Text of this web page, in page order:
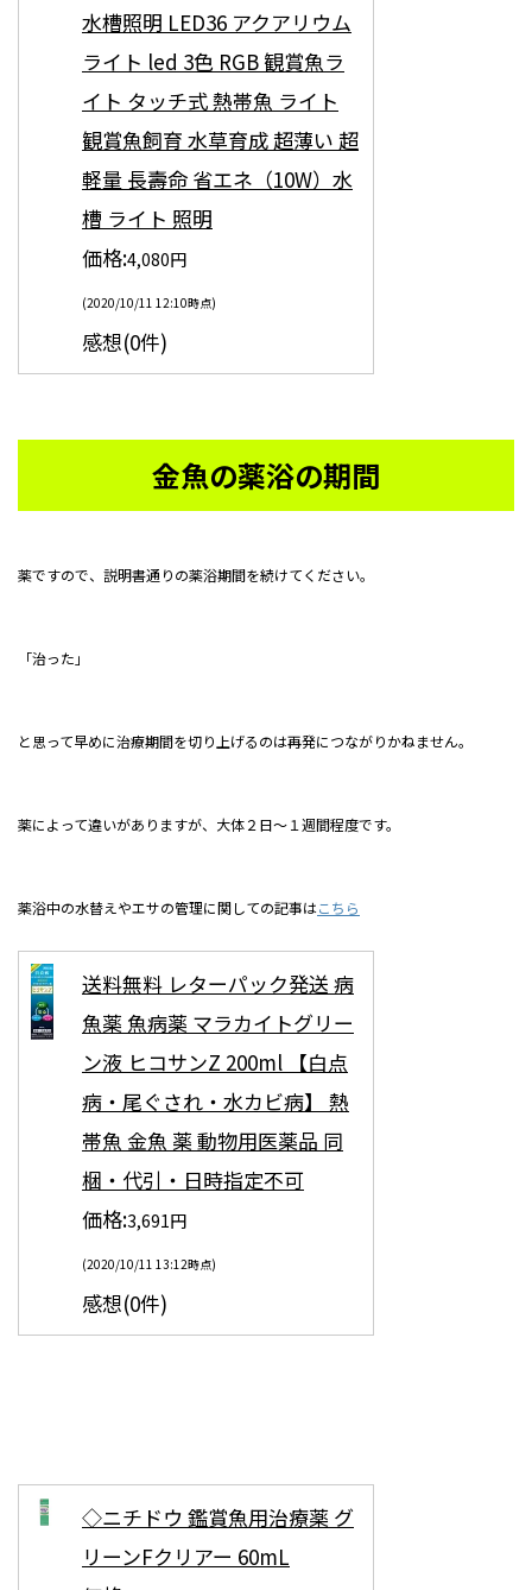
水槽照明 LED36 アクアリウム
ライト led 3色 RGB 観賞魚ラ
イト タッチ式 熱帯魚 ライト
観賞魚飼育 水草育成 超薄い 超
軽量 長壽命 省エネ（10W）水
槽 ライト 照明
価格:4,080円
(2020/10/11 12:10時点)
感想(0件)
金魚の薬浴の期間
薬ですので、説明書通りの薬浴期間を続けてください。
「治った」
と思って早めに治療期間を切り上げるのは再発につながりかねません。
薬によって違いがありますが、大体２日～１週間程度です。
薬浴中の水替えやエサの管理に関しての記事はこちら
送料無料 レターパック発送 病
魚薬 魚病薬 マラカイトグリー
ン液 ヒコサンZ 200ml 【白点
病・尾ぐされ・水カビ病】 熱
帯魚 金魚 薬 動物用医薬品 同
梱・代引・日時指定不可
価格:3,691円
(2020/10/11 13:12時点)
感想(0件)
◇ニチドウ 鑑賞魚用治療薬 グ
リーンFクリアー 60mL